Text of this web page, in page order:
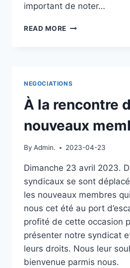
important de noter…
READ MORE OBLIGATIONS
DE
AU
NEGOCIATIONS
À la rencontre
nouveaux
By Admin. 2023-04-23
Dimanche 23 avril 2023.
syndicaux se sont
les nouveaux membres
nous cet été au port
profité de cette occasion
présenter notre syndicat
leurs droits. Nous leur
bienvenue parmis nous.